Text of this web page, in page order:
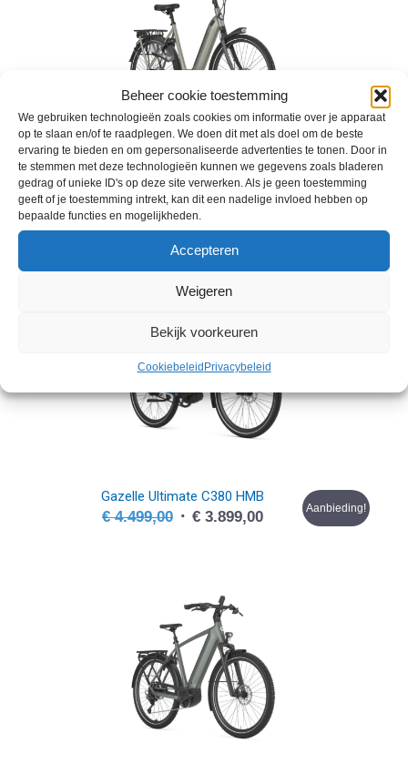
Beheer cookie toestemming
We gebruiken technologieën zoals cookies om informatie over je apparaat
op te slaan en/of te raadplegen. We doen dit met als doel om de beste
ervaring te bieden en om gepersonaliseerde advertenties te tonen. Door in
te stemmen met deze technologieën kunnen we gegevens zoals bladeren
gedrag of unieke ID's op deze site verwerken. Als je geen toestemming
geeft of je toestemming intrekt, kan dit een nadelige invloed hebben op
bepaalde functies en mogelijkheden.
Accepteren
Weigeren
Bekijk voorkeuren
CookiebeleidPrivacybeleid
Gazelle Grenoble C8 HMB
€3.599,00
Gazelle Ultimate C380 HMB
€4.499,00 Oorspronkelijke
€3.899,00HuidigeAanbieding!